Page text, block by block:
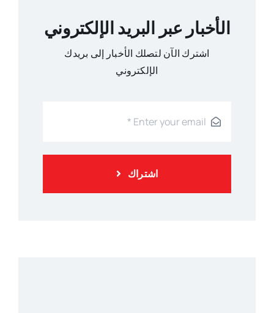
الأخبار عبر البريد الإلكتروني
اشترك الآن لتصلك الأخبار إلى بريدك
الإلكتروني
اشتراك